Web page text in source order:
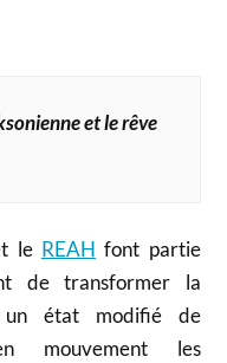
et le rêve
le REAH font partie
de transformer la
un état modifié de
mouvement les